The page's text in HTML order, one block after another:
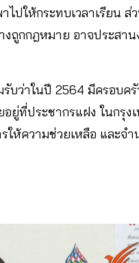
ปให้กระทบเวลาเรียน ส่
ถูกกฎหมาย อาจประสา
บว่าในปี 2564 มีครอบค
อยู่ที่ประชากรแฝง ในกรุง
ให้ความช่วยเหลือ​ และจ